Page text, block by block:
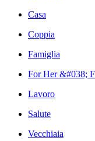
Casa
Coppia
Famiglia
For Her &#038;
Lavoro
Salute
Vecchiaia